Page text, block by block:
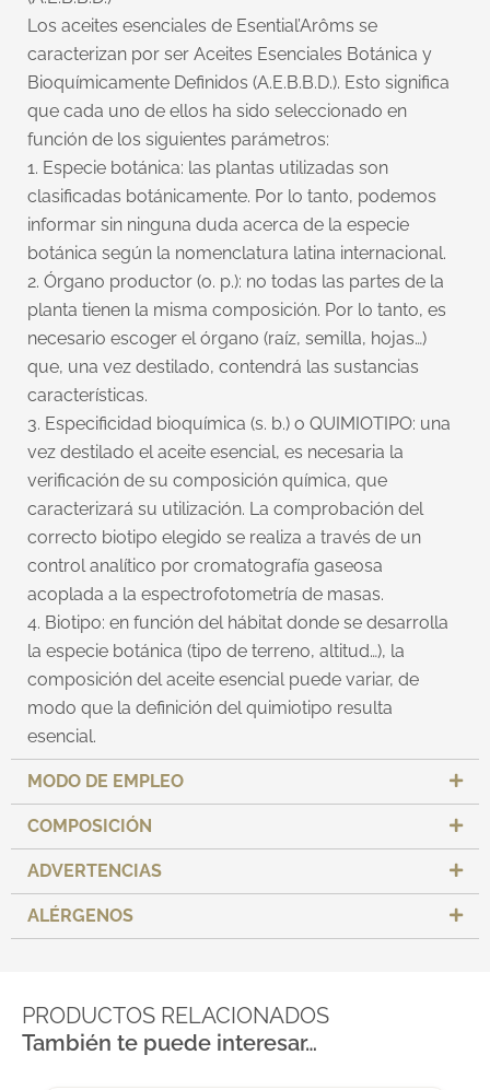
Los aceites esenciales de Esential’Arôms se
caracterizan por ser Aceites Esenciales Botánica y
Bioquímicamente Definidos (A.E.B.B.D.). Esto significa
que cada uno de ellos ha sido seleccionado en
función de los siguientes parámetros:
1. Especie botánica: las plantas utilizadas son
clasificadas botánicamente. Por lo tanto, podemos
informar sin ninguna duda acerca de la especie
botánica según la nomenclatura latina internacional.
2. Órgano productor (o. p.): no todas las partes de la
planta tienen la misma composición. Por lo tanto, es
necesario escoger el órgano (raíz, semilla, hojas…)
que, una vez destilado, contendrá las sustancias
características.
3. Especificidad bioquímica (s. b.) o QUIMIOTIPO: una
vez destilado el aceite esencial, es necesaria la
verificación de su composición química, que
caracterizará su utilización. La comprobación del
correcto biotipo elegido se realiza a través de un
control analítico por cromatografía gaseosa
acoplada a la espectrofotometría de masas.
4. Biotipo: en función del hábitat donde se desarrolla
la especie botánica (tipo de terreno, altitud…), la
composición del aceite esencial puede variar, de
modo que la definición del quimiotipo resulta
esencial.
MODO DE EMPLEO
COMPOSICIÓN
ADVERTENCIAS
ALÉRGENOS
PRODUCTOS RELACIONADOS
También te puede interesar…